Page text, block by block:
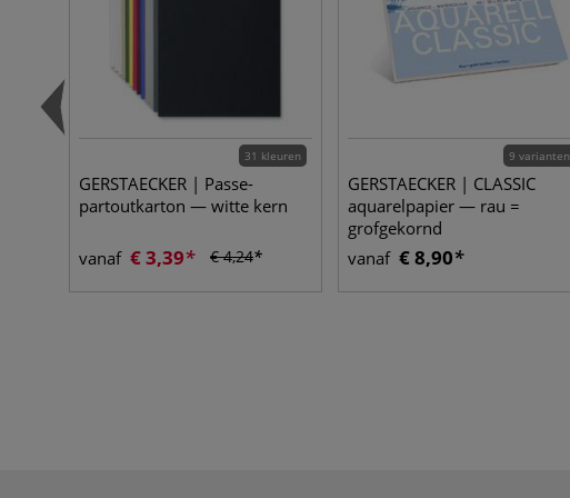
31 kleuren
GERSTAECKER | Passe-
partoutkarton — witte kern
vanaf € 3,39 € 4,24
9 varianten
GERSTAECKER | CLASSIC
aquarelpapier — rau =
grofgekornd
vanaf € 8,90